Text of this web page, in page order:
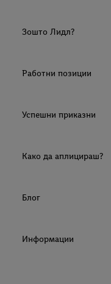
Зошто Лидл?
Работни позиции
Успешни приказни
Како да аплицираш?
Блог
Информации